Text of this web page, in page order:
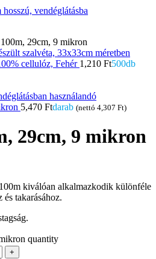
29cm, 9 mikron
cellulóz, Fehér 1,210 Ft500db
5,470 Ftdarab (nettó 4,307 Ft)
29cm, 9 mikron
kiválóan alkalmazkodik különféle
és takarásához.
quantity